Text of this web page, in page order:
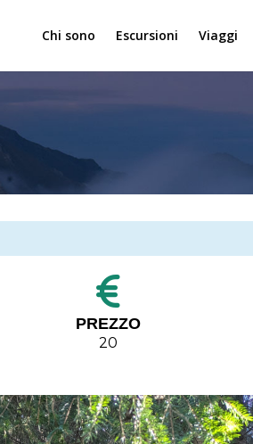
Chi sono Escursioni Viaggi
PREZZO
20